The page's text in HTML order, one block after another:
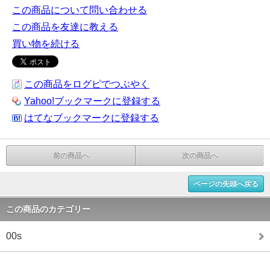
この商品について問い合わせる
この商品を友達に教える
買い物を続ける
この商品をログピでつぶやく
Yahoo!ブックマークに登録する
はてなブックマークに登録する
前の商品へ 次の商品へ
ページの先頭へ戻る
この商品のカテゴリー
00s